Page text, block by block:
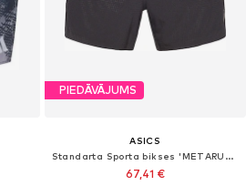
PIEDĀVĀJUMS
ASICS
Standarta Sporta bikses 'METARUN 5IN'
67,41 €